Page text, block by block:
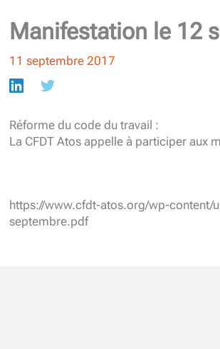
Manifestation le 12
11 septembre 2017
Réforme du code du travail :
La CFDT Atos appelle à participer aux
https://www.cfdt-atos.org/wp-content/
septembre.pdf